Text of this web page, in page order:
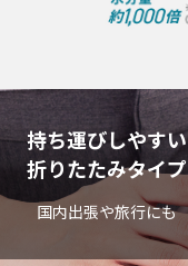
持ち運びしやすい
折りたたみタイプ
国内出張や旅行にも